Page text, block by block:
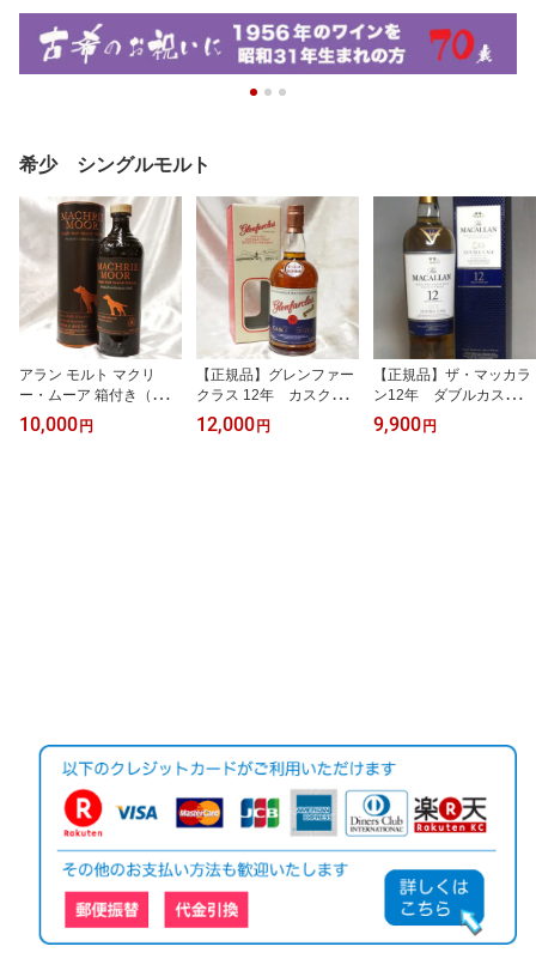
フト ジン/ジャパニーズ
クラフト ジン/お祝い/結
婚祝い/誕生祝い/結婚記
念日/贈り物/誕生日プレ
生祝い/結婚記念日/贈り
物/誕生日プレゼント/高
級
記念日/贈り物/誕生日プ
レゼント
希少 シングルモルト
アラン モルト マクリ
ー・ムーア 箱付き（並行
品）/700ml/46度/オフィ
シャル Arran Malt Machri
10,000 円
【正規品】グレンファー
クラス 12年 カスクス
トレングス バッチ4 箱
付き/700ml/57.6度/オフ
12,000 円
【正規品】ザ・マッカラ
ン12年 ダブルカスク T
he Macallan Aged 12 Y
ears Double Cask スコ
9,900 円